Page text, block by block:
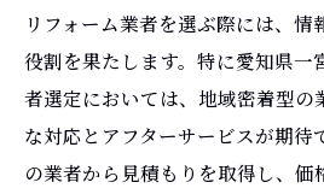
リフォーム業者を選ぶ際には、情
役割を果たします。特に愛知県一
者選定においては、地域密着型の
な対応とアフターサービスが期待
の業者から見積もりを取得し、価